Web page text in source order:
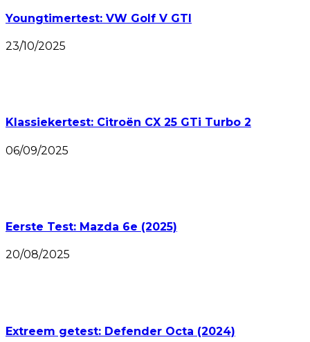
Youngtimertest: VW Golf V GTI
23/10/2025
Klassiekertest: Citroën CX 25 GTi Turbo 2
06/09/2025
Eerste Test: Mazda 6e (2025)
20/08/2025
Extreem getest: Defender Octa (2024)